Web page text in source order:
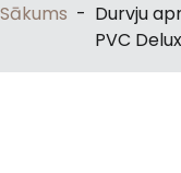
Sākums - Durvju
PVC